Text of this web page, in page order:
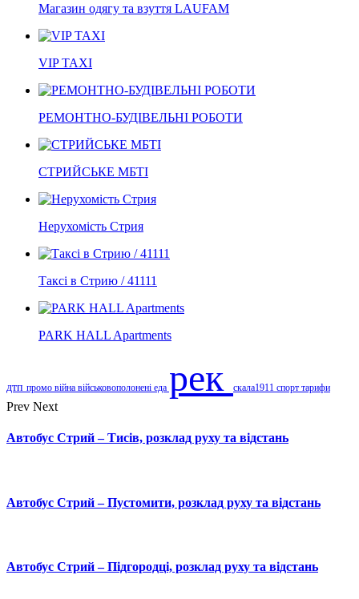
Магазин одягу та взуття LAUFAM
VIP TAXI
РЕМОНТНО-БУДІВЕЛЬНІ РОБОТИ
СТРИЙСЬКЕ МБТІ
Нерухомість Стрия
Таксі в Стрию / 41111
PARK HALL Apartments
дтп промо війна військовополонені еда рек скала1911 спорт тарифи
Prev Next
Автобус Стрий – Тисів, розклад руху та відстань
Автобус Стрий – Пустомити, розклад руху та відстань
Автобус Стрий – Підгородці, розклад руху та відстань